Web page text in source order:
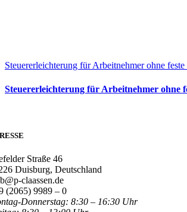
Steuererleichterung für Arbeitnehmer ohne
Steuererleichterung für Arbeitnehmer ohne
Straße 46
Duisburg, Deutschland
claassen.de
(2065) 9989 – 0
Donnerstag: 8:30 – 16:30 Uhr